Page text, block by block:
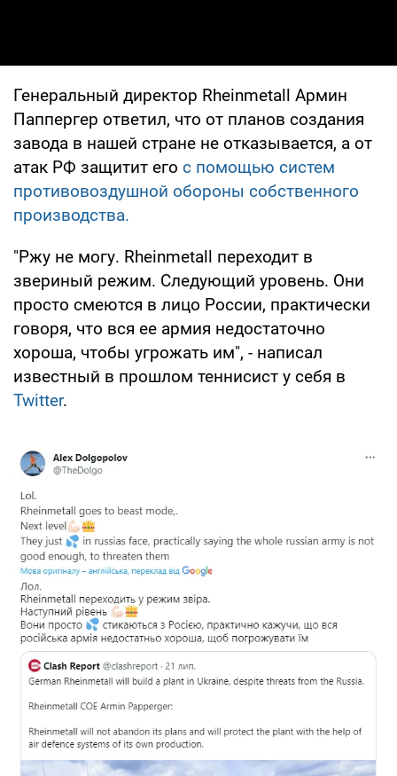
Генеральный директор Rheinmetall Армин
Паппергер ответил, что от планов создания
завода в нашей стране не отказывается, а от
атак РФ защитит его с помощью систем
противовоздушной обороны собственного
производства.
"Ржу не могу. Rheinmetall переходит в
звериный режим. Следующий уровень. Они
просто смеются в лицо России, практически
говоря, что вся ее армия недостаточно
хороша, чтобы угрожать им", - написал
известный в прошлом теннисист у себя в
Twitter.